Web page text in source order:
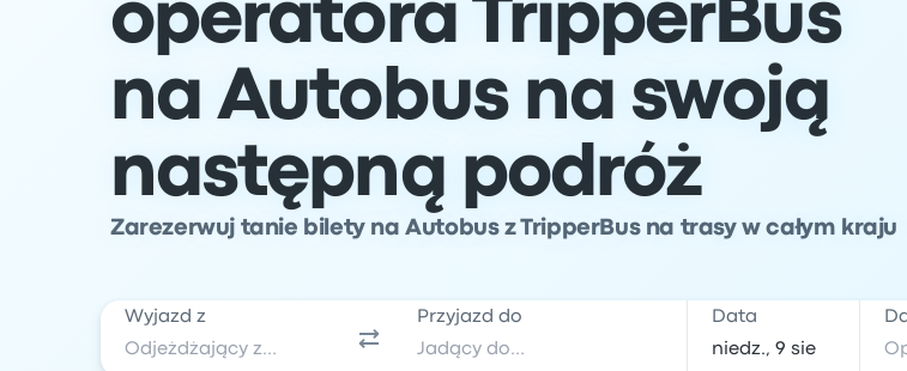
operatora TripperBus
na Autobus na swoją
następną podróż
Zarezerwuj tanie bilety na Autobus z TripperBus na trasy w całym kraju
Wyjazd z Przyjazd do Data